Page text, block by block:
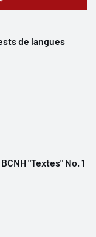
de langues
"Textes" No. 1